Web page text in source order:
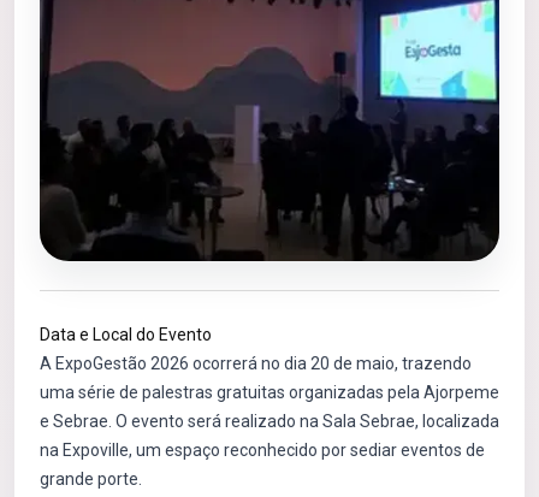
Data e Local do Evento
A ExpoGestão 2026 ocorrerá no dia 20 de maio, trazendo
uma série de palestras gratuitas organizadas pela Ajorpeme
e Sebrae. O evento será realizado na Sala Sebrae, localizada
na Expoville, um espaço reconhecido por sediar eventos de
grande porte.